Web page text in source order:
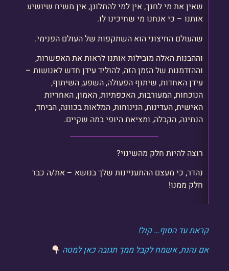
שאין את מי לחנך, אין למי להתלונן, אין משיח שיושיע
אותנו – כי אנחנו מי שחיכינו לו.
שהעולם החיצוני הוא השתקפות של העולם הפנימי.
וההבנות האלה מובילות אותנו לראות את האפשרות,
וההזדמנות של הזמן הזה, להוליד עידן חדש לאנושות –
עידן האחדות, שיתוף הפעולה, השפע, השיתוף,
הנוכחות, המעורבות, האכפתיות, האמון, האחריות
האישית, העדינות, הנינוחות, המלאות בכוונה, הביחד,
הנתינה, הקבלה, ומציאת היופי במה שקיים.
רוצה להיות חלק מהשינוי?
נהדר, כי מעצם ההתעניינות שלך בנושא – את/ה כבר
חלק ממנו!
קראת עד הסוף… קול!
אם נהנת, אשמח לקבל ממך תגובה כאן למטה